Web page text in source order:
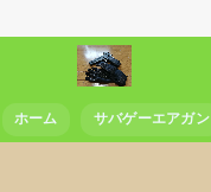
ホーム サバゲーエアガン